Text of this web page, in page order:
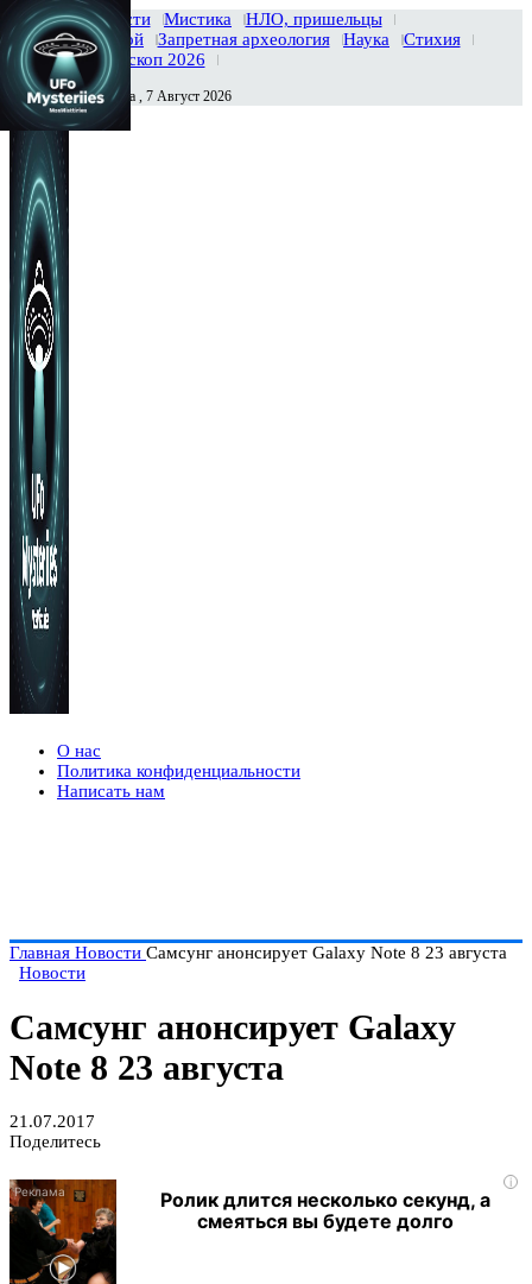
Главная Новости Мистика
НЛО, пришельцы
Тайны вселенной
Запретная археология Наука
Стихия
История
Гороскоп 2026
Сегодня Пятница , 7 Август 2026
О нас
Политика конфиденциальности
Написать нам
Главная Новости Самсунг анонсирует Galaxy Note 8 23 августа
Новости
Самсунг анонсирует Galaxy
Note 8 23 августа
21.07.2017
Поделитесь
i
Ролик длится несколько секунд, а
смеяться вы будете долго